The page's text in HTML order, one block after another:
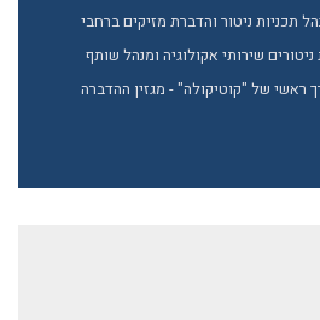
תכניות ניטור והדברת מזיקים ברחבי
שירותי אקולוגיה ומנהל שותף
ראשי של "קוטיקולה" - מגזין ההדברה